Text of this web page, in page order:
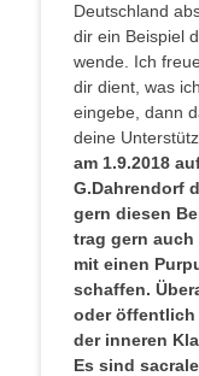
Deutsch­land
dir ein Bei­spiel
wen­de. Ich
dir dient, was
ein­ge­be, dann
dei­ne
am 1.9.2018
G.Dahrendorf
gern die­sen
trag gern auch
mit einen
schaf­fen.
oder öffent­lich
der inne­ren
Es sind